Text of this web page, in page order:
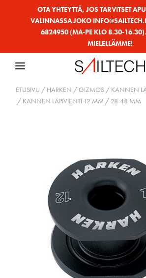
OTA YHTEYTTÄ, JOS TARVITSET
VALINNASSA JOKO
6824950 (MA-PE KLO 8.30-
MIELELLÄMME!
ETUSIVU / HARKEN /GIZMOS / KANNEN
/ KANNEN LÄPIVIENTI 12 MM / 28-48 MM